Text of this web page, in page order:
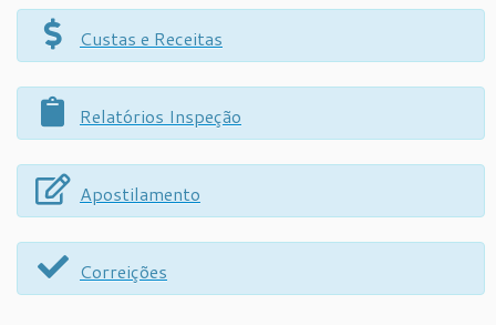
Custas e Receitas
Relatórios Inspeção
Apostilamento
Correições